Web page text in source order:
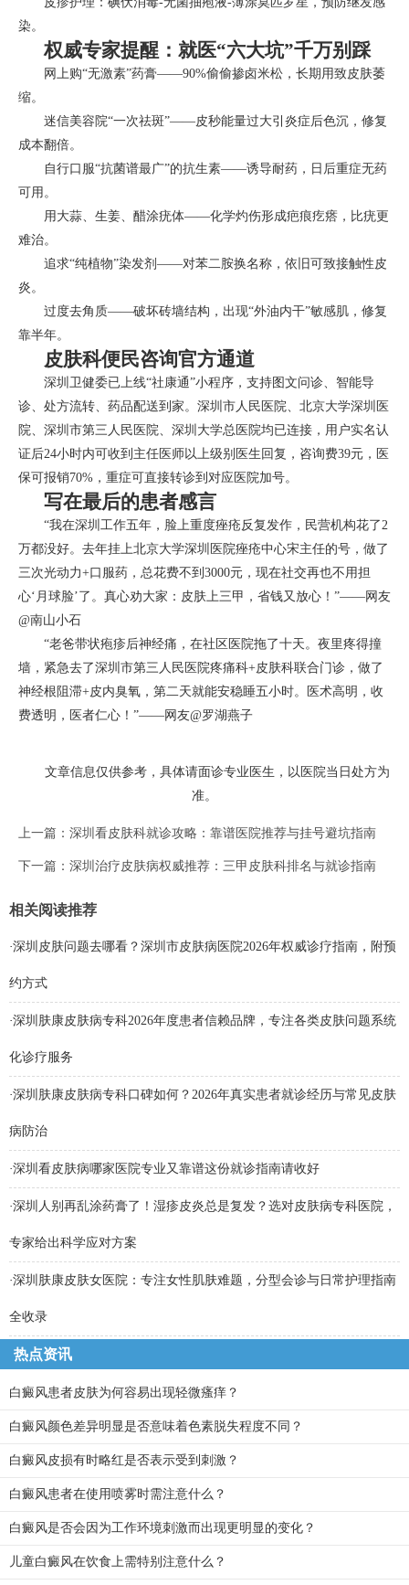
染。
权威专家提醒：就医“六大坑”千万别踩
网上购“无激素”药膏——90%偷偷掺卤米松，长期用致皮肤萎
缩。
迷信美容院“一次祛斑”——皮秒能量过大引炎症后色沉，修复
成本翻倍。
自行口服“抗菌谱最广”的抗生素——诱导耐药，日后重症无药
可用。
用大蒜、生姜、醋涂疣体——化学灼伤形成疤痕疙瘩，比疣更
难治。
追求“纯植物”染发剂——对苯二胺换名称，依旧可致接触性皮
炎。
过度去角质——破坏砖墙结构，出现“外油内干”敏感肌，修复
靠半年。
皮肤科便民咨询官方通道
深圳卫健委已上线“社康通”小程序，支持图文问诊、智能导
诊、处方流转、药品配送到家。深圳市人民医院、北京大学深圳医
院、深圳市第三人民医院、深圳大学总医院均已连接，用户实名认
证后24小时内可收到主任医师以上级别医生回复，咨询费39元，医
保可报销70%，重症可直接转诊到对应医院加号。
写在最后的患者感言
“我在深圳工作五年，脸上重度痤疮反复发作，民营机构花了2
万都没好。去年挂上北京大学深圳医院痤疮中心宋主任的号，做了
三次光动力+口服药，总花费不到3000元，现在社交再也不用担
心‘月球脸’了。真心劝大家：皮肤上三甲，省钱又放心！”——网友
@南山小石
“老爸带状疱疹后神经痛，在社区医院拖了十天。夜里疼得撞
墙，紧急去了深圳市第三人民医院疼痛科+皮肤科联合门诊，做了
神经根阻滞+皮内臭氧，第二天就能安稳睡五小时。医术高明，收
费透明，医者仁心！”——网友@罗湖燕子
文章信息仅供参考，具体请面诊专业医生，以医院当日处方为
准。
上一篇： 深圳看皮肤科就诊攻略：靠谱医院推荐与挂号避坑指南
下一篇： 深圳治疗皮肤病权威推荐：三甲皮肤科排名与就诊指南
相关阅读推荐
·深圳皮肤问题去哪看？深圳市皮肤病医院2026年权威诊疗指南，附预
约方式
·深圳肤康皮肤病专科2026年度患者信赖品牌，专注各类皮肤问题系统
化诊疗服务
·深圳肤康皮肤病专科口碑如何？2026年真实患者就诊经历与常见皮肤
病防治
·深圳看皮肤病哪家医院专业又靠谱这份就诊指南请收好
·深圳人别再乱涂药膏了！湿疹皮炎总是复发？选对皮肤病专科医院，
专家给出科学应对方案
·深圳肤康皮肤女医院：专注女性肌肤难题，分型会诊与日常护理指南
全收录
热点资讯
白癜风患者皮肤为何容易出现轻微瘙痒？
白癜风颜色差异明显是否意味着色素脱失程度不同？
白癜风皮损有时略红是否表示受到刺激？
白癜风患者在使用喷雾时需注意什么？
白癜风是否会因为工作环境刺激而出现更明显的变化？
儿童白癜风在饮食上需特别注意什么？